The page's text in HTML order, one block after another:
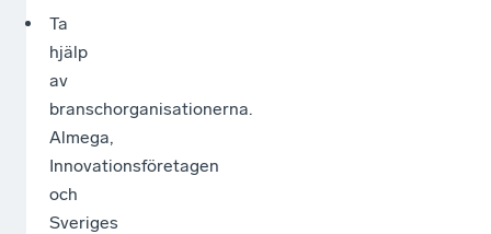
Ta
hjälp
av
branschorganisationerna.
Almega,
Innovationsföretagen
och
Sveriges